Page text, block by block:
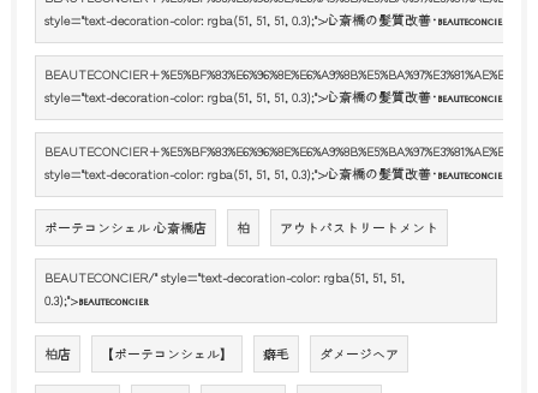
style="text-decoration-color: rgba(51, 51, 51, 0.3);">心斎橋の髪質改善･BEAUTECONCIER
style="text-decoration-color: rgba(51, 51, 51, 0.3);">心斎橋の髪質改善･BEAUTECONCIER
style="text-decoration-color: rgba(51, 51, 51, 0.3);">心斎橋の髪質改善･BEAUTECONCIER
ボーテコンシェル 心斎橋店 柏 アウトバストリートメント
BEAUTECONCIER/" style="text-decoration-color: rgba(51, 51, 51,
0.3);">BEAUTECONCIER
柏店 【ボーテコンシェル】 癖毛 ダメージヘア